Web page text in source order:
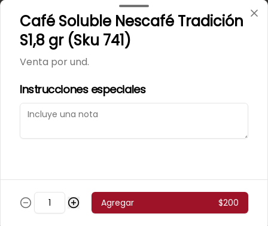
Mortadela Jamonada
Supercerdo (Sku 101)
Venta por 1/4 kg.
Mortadela Jamonada
Café Soluble Nescafé Tradición
S1,8 gr (Sku 741)
Venta por und.
Instrucciones especiales
Agregar $200